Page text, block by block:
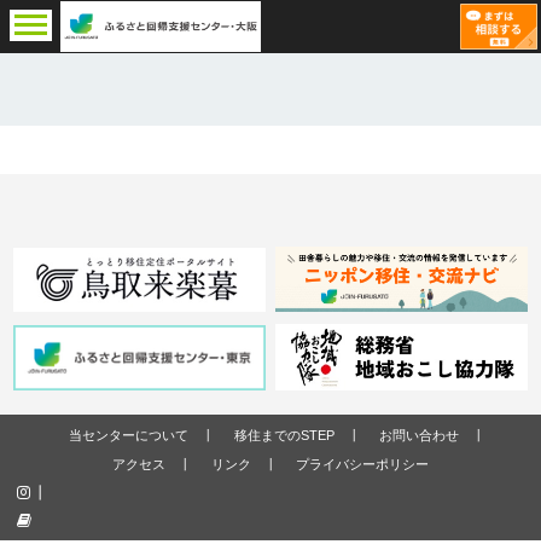
当センターについて 移住までのSTEP
お問い合わせ
アクセス
リンク プライバシーポリシー